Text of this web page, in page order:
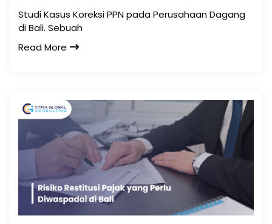
Studi Kasus Koreksi PPN pada Perusahaan Dagang
di Bali. Sebuah
Read More